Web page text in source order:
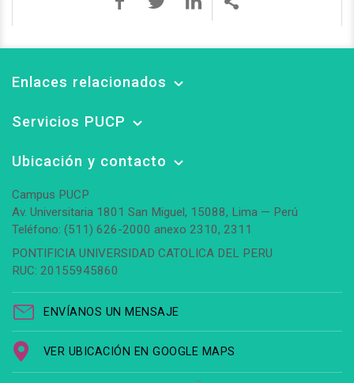
Enlaces relacionados
Servicios PUCP
Ubicación y contacto
Campus PUCP
Av. Universitaria 1801 San Miguel, 15088, Lima — Perú
Teléfono: (511) 626-2000 anexo 2310, 2311
PONTIFICIA UNIVERSIDAD CATOLICA DEL PERU
RUC: 20155945860
ENVÍANOS UN MENSAJE
VER UBICACIÓN EN GOOGLE MAPS